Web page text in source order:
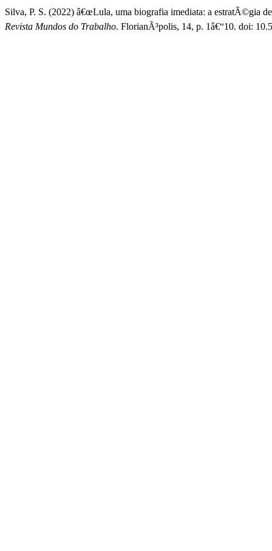
Silva, P. S. (2022) â€œLula, uma biografia imediata: a estratÃ©gia
Revista Mundos do Trabalho. FlorianÃ³polis, 14, p. 1â€“10. doi: